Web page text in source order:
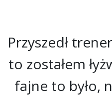
Przyszedł
to zostałem
fajne to było,